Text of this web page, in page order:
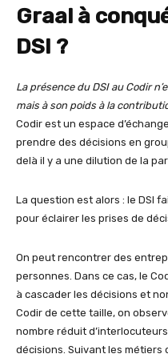
Graal à
DSI ?
La présence du DSI au Codir
mais à son poids à la
Codir est un espace
prendre des décisions en
delà il y a une dilution de la
La question est alors : le DSI
pour éclairer les prises de
On peut rencontrer des
personnes. Dans ce cas, le
à cascader les décisions et
Codir de cette taille, on
nombre réduit
décisions. Suivant les métiers